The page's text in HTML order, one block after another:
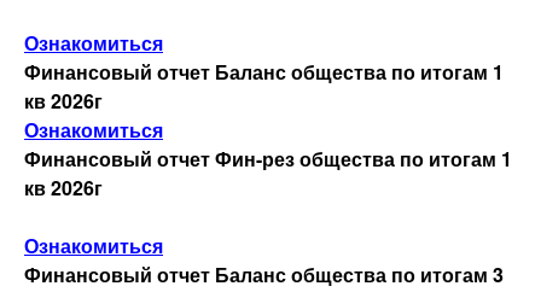
Органы управления и контроля
Внутренные документы
Устав/Изменения и дополнения
Кодекс корпоративного управления
Ознакомиться
Финансовый отчет Баланс общества по итогам 1
кв 2026г
Ознакомиться
Финансовый отчет Фин-рез общества по итогам 1
кв 2026г
Ознакомиться
Финансовый отчет Баланс общества по итогам 3